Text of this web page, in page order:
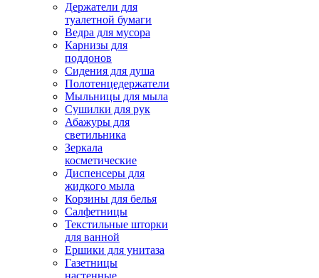
Держатели для
туалетной бумаги
Ведра для мусора
Карнизы для
поддонов
Сидения для душа
Полотенцедержатели
Мыльницы для мыла
Сушилки для рук
Абажуры для
светильника
Зеркала
косметические
Диспенсеры для
жидкого мыла
Корзины для белья
Салфетницы
Текстильные шторки
для ванной
Ершики для унитаза
Газетницы
настенные